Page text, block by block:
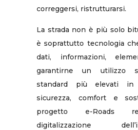
correggersi, ristrutturarsi.
La strada non è più solo
è soprattutto tecnologia
dati, informazioni,
garantirne un utilizzo
standard più elevati
sicurezza, comfort e
progetto e-Roads
digitalizzazione